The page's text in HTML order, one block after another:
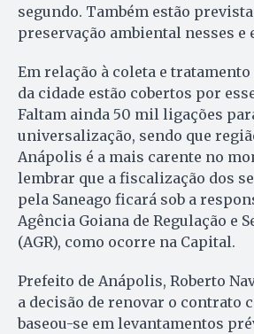
segundo. Também estão
preservação ambiental nesses e
Em relação à coleta e tratamento
da cidade estão cobertos por
Faltam ainda 50 mil ligações
universalização, sendo que
Anápolis é a mais carente no
lembrar que a fiscalização dos
pela Saneago ficará sob a
Agência Goiana de Regulação e
(AGR), como ocorre na Capital.
Prefeito de Anápolis, Roberto
a decisão de renovar o contrato
baseou-se em levantamentos